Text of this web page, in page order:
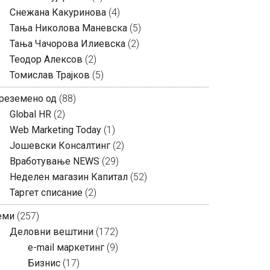
Снежана Какуринова (4)
Тања Николова Маневска (5)
Тања Чачорова Илиевска (2)
Теодор Алексов (2)
Томислав Трајков (5)
од (88)
Global HR (2)
Web Marketing Today (1)
Јошевски Консалтинг (2)
Вработување NEWS (29)
Неделен магазин Капитал (52)
Таргет списание (2)
(257)
Деловни вештини (172)
e-mail маркетинг (9)
Бизнис (17)